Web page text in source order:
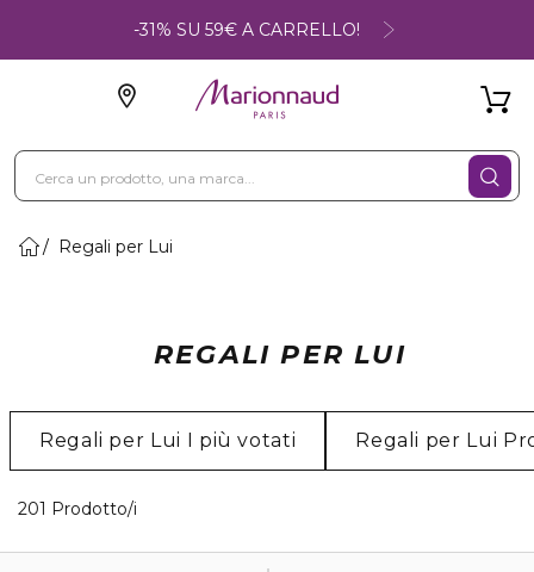
-31% SU 59€ A CARRELLO!
Regali per Lui
REGALI PER LUI
Regali per Lui I più votati Regali per Lui
201 Prodotto/i